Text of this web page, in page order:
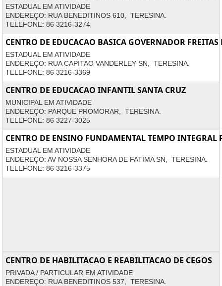
ESTADUAL EM ATIVIDADE
ENDEREÇO: RUA BENEDITINOS 610, TERESINA.
TELEFONE: 86 3216-3274
CENTRO DE EDUCACAO BASICA GOVERNADOR FREITAS
ESTADUAL EM ATIVIDADE
ENDEREÇO: RUA CAPITAO VANDERLEY SN, TERESINA.
TELEFONE: 86 3216-3369
CENTRO DE EDUCACAO INFANTIL SANTA CRUZ
MUNICIPAL EM ATIVIDADE
ENDEREÇO: PARQUE PROMORAR, TERESINA.
TELEFONE: 86 3227-3025
CENTRO DE ENSINO FUNDAMENTAL TEMPO INTEGRAL
ESTADUAL EM ATIVIDADE
ENDEREÇO: AV NOSSA SENHORA DE FATIMA SN, TERESINA.
TELEFONE: 86 3216-3375
CENTRO DE HABILITACAO E REABILITACAO DE CEGOS
PRIVADA / PARTICULAR EM ATIVIDADE
ENDEREÇO: RUA BENEDITINOS 537, TERESINA.